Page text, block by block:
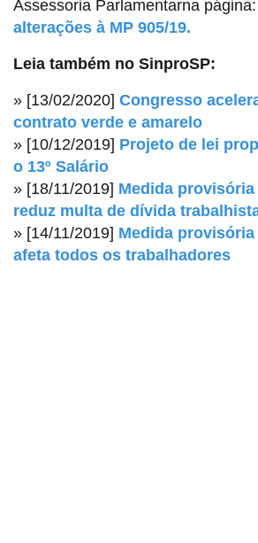
Assessoria Parlamentarna página:
alterações à MP 905/19.
Leia também no SinproSP:
» [13/02/2020] Congresso
contrato verde e amarelo
» [10/12/2019] Projeto de lei
o 13º Salário
» [18/11/2019] Medida
reduz multa de dívida
» [14/11/2019] Medida
afeta todos os trabalhadores